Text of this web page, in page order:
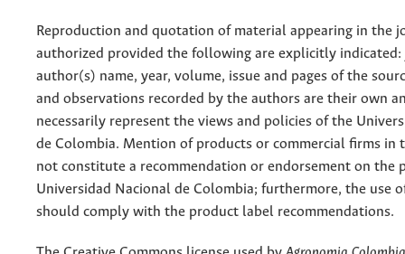
Reproduction and quotation of material appearing in the
authorized provided the following are explicitly indicated:
author(s) name, year, volume, issue and pages of the
and observations recorded by the authors are their own
necessarily represent the views and policies of the
de Colombia. Mention of products or commercial firms in
not constitute a recommendation or endorsement on the
Universidad Nacional de Colombia; furthermore, the use
should comply with the product label recommendations.